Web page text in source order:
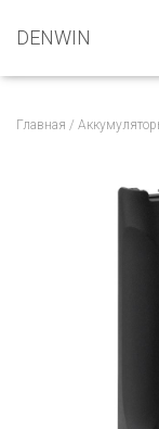
DENWIN
Главная /